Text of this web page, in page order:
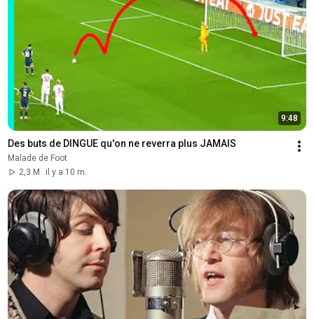
9:48
Des buts de DINGUE qu'on ne reverra plus JAMAIS
Malade de Foot
2,3 M
il y a 10 m.